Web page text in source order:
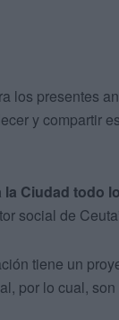
los presentes
y compartir
la Ciudad todo
social de
tiene un
por lo cual, son